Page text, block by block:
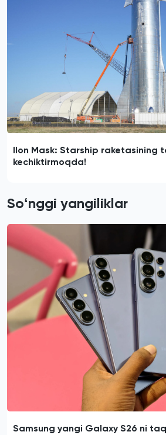
Ilon Mask: Starship raketasining
kechiktirmoqda!
Soʻnggi yangiliklar
Samsung yangi Galaxy S26 ni